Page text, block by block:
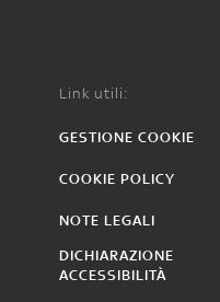
Link utili:
GESTIONE COOKIE
COOKIE POLICY
NOTE LEGALI
DICHIARAZIONE
ACCESSIBILITÀ